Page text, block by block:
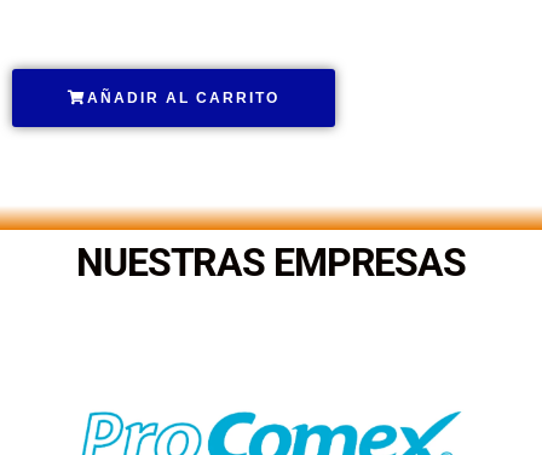
AÑADIR AL CARRITO
NUESTRAS EMPRESAS